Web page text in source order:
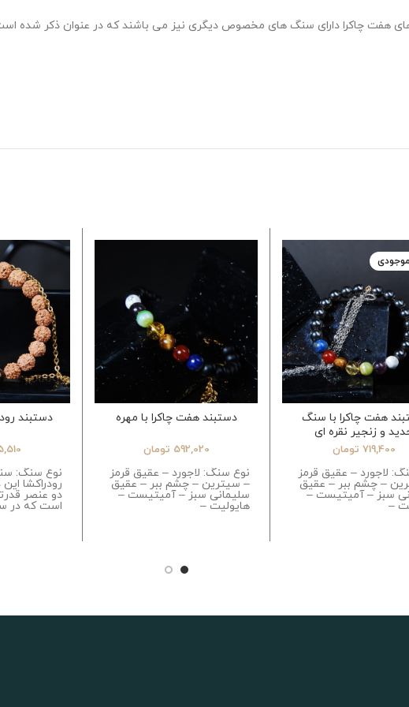
هفت چاکرا دارای سنگ های مخصوص دیگری نیز می باشند که در عنوان ذکر شده
هفت چاکرا با سنگ
و زنجیر نقره ای
719,400 تومان
لاجورد – عقیق قرمز
– چشم ببر – عقیق
سبز – آمیتیست –
–
دستبند هفت چاکرا با مهره
592,020 تومان
نوع سنگ: لاجورد – عقیق قرمز
– سیترین – چشم ببر – عقیق
سلیمانی سبز – آمیتیست –
هایولیت –
دستبند
نوع سنگ:
رودراکشا
دو عنصر
است که در